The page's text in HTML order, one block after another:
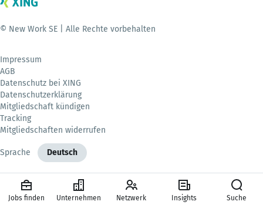
© New Work SE | Alle Rechte vorbehalten
Impressum
AGB
Datenschutz bei XING
Datenschutzerklärung
Mitgliedschaft kündigen
Tracking
Mitgliedschaften widerrufen
Sprache Deutsch
Jobs finden Unternehmen Netzwerk Insights Suche